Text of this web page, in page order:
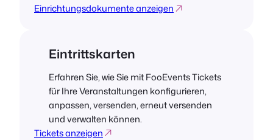
Einrichtungsdokumente anzeigen
Eintrittskarten
Erfahren Sie, wie Sie mit FooEvents Tickets
für Ihre Veranstaltungen konfigurieren,
anpassen, versenden, erneut versenden
und verwalten können.
Tickets anzeigen